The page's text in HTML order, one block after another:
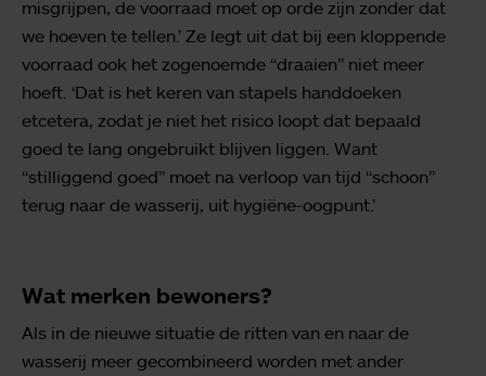
misgrijpen, de voorraad moet op orde zijn zonder dat
we hoeven te tellen.’ Ze legt uit dat bij een kloppende
voorraad ook het zogenoemde “draaien” niet meer
hoeft. ‘Dat is het keren van stapels handdoeken
etcetera, zodat je niet het risico loopt dat bepaald
goed te lang ongebruikt blijven liggen. Want
“stilliggend goed” moet na verloop van tijd “schoon”
terug naar de wasserij, uit hygiëne-oogpunt.’
Wat merken bewoners?
Als in de nieuwe situatie de ritten van en naar de
wasserij meer gecombineerd worden met ander